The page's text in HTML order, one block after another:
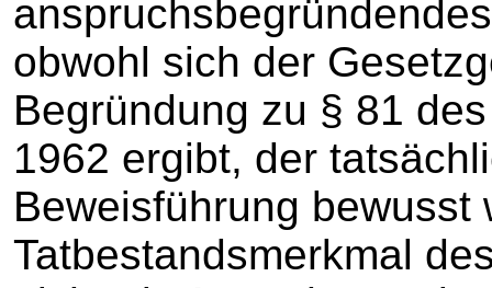
obwohl sich der
Begründung zu § 81
1962 ergibt, der
Beweisführung bewusst
Tatbestandsmerkmal